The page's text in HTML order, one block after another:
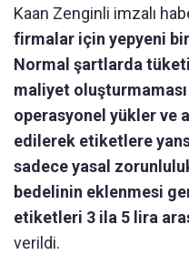
Kaan Zenginli imzalı
firmalar için yepyeni bir
Normal şartlarda
maliyet
operasyonel yükler ve
edilerek etiketlere
sadece yasal
bedelinin eklenmesi
etiketleri 3 ila 5 lira
verildi.